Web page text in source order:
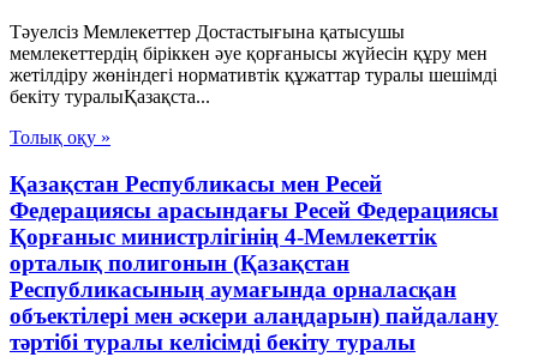
Тәуелсіз Мемлекеттер Достастығына қатысушы
мемлекеттердің біріккен әуе қорғанысы жүйесін құру мен
жетілдіру жөніндегі нормативтік құжаттар туралы шешімді
бекіту туралыҚазақста...
Толық оқу »
Қазақстан Республикасы мен Ресей
Федерациясы арасындағы Ресей Федерациясы
Қорғаныс министрлігінің 4-Мемлекеттік
орталық полигонын (Қазақстан
Республикасының аумағында орналасқан
объектілері мен әскери алаңдарын) пайдалану
тәртібі туралы келісімді бекіту туралы